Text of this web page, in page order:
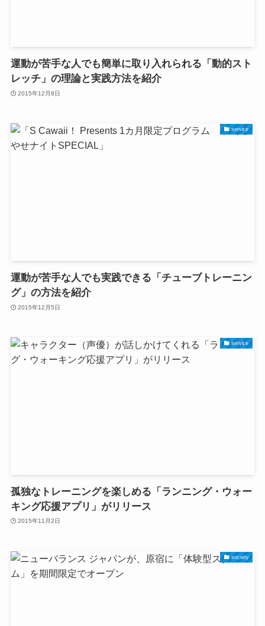
運動が苦手な人でも簡単に取り入れられる「動的スト
レッチ」の理論と実践方法を紹介
2015年12月8日
service
運動が苦手な人でも実践できる「チューブトレーニン
グ」の方法を紹介
2015年12月5日
service
孤独なトレーニングを楽しめる「ランニング・ウォー
キング応援アプリ」がリリース
2015年11月2日
society